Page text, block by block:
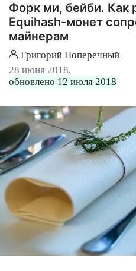
Форк ми, бейби. Как
Equihash-монет
майнерам
Григорий Поперечный
28 июня 2018,
обновлено 12 июля 2018